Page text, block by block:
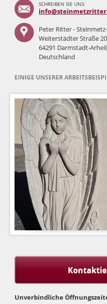
SCHREIBEN SIE UNS:
Peter Ritter -
Weiterstädter Straße 20
64291 Darmstadt-
Deutschland
EINIGE UNSERER
Unverbindliche